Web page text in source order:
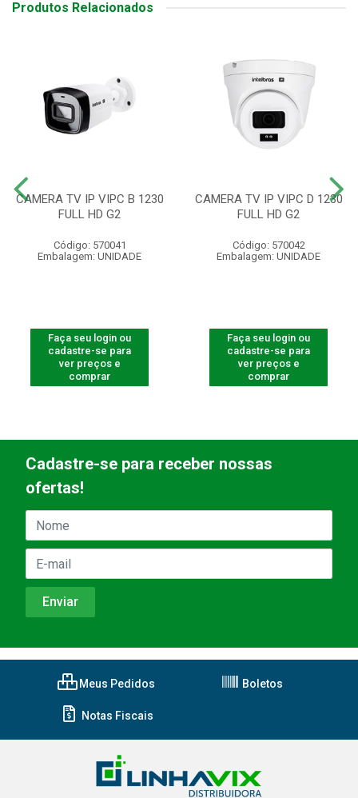
Produtos Relacionados
CAMERA TV IP VIPC B 1230
FULL HD G2
Código: 570041
Embalagem: UNIDADE
Faça seu login ou
cadastre-se para
ver preços e
comprar
CAMERA TV IP VIPC D 1230
FULL HD G2
Código: 570042
Embalagem: UNIDADE
Faça seu login ou
cadastre-se para
ver preços e
comprar
Cadastre-se para receber nossas
ofertas!
Meus Pedidos Boletos
Notas Fiscais